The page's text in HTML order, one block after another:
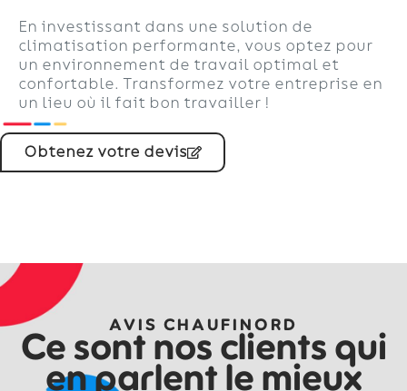
En investissant dans une solution de
climatisation performante, vous optez pour
un environnement de travail optimal et
confortable. Transformez votre entreprise en
un lieu où il fait bon travailler !
Obtenez votre devis
AVIS CHAUFINORD
Ce sont nos clients qui
en parlent le mieux